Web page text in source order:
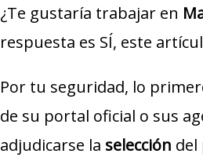
¿Te gustaría trabajar en
respuesta es SÍ, este
Por tu seguridad, lo
de su portal oficial o sus
adjudicarse la selección del